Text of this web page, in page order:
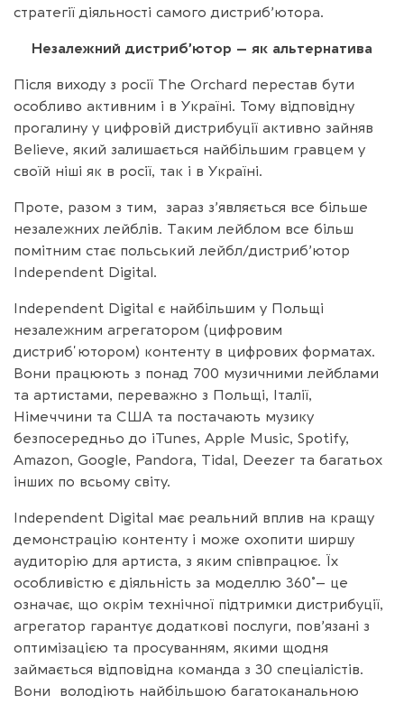
стратегії діяльності самого дистриб’ютора.
Незалежний дистриб’ютор – як альтернатива
Після виходу з росії The Orchard перестав бути
особливо активним і в Україні. Тому відповідну
прогалину у цифровій дистрибуції активно зайняв
Believe, який залишається найбільшим гравцем у
своїй ніші як в росії, так і в Україні.
Проте, разом з тим, зараз з’являється все більше
незалежних лейблів. Таким лейблом все більш
помітним стає польський лейбл/дистриб’ютор
Independent Digital.
Independent Digital є найбільшим у Польщі
незалежним агрегатором (цифровим
дистрибʼютором) контенту в цифрових форматах.
Вони працюють з понад 700 музичними лейблами
та артистами, переважно з Польщі, Італії,
Німеччини та США та постачають музику
безпосередньо до iTunes, Apple Music, Spotify,
Amazon, Google, Pandora, Tidal, Deezer та багатьох
інших по всьому світу.
Independent Digital має реальний вплив на кращу
демонстрацію контенту і може охопити ширшу
аудиторію для артиста, з яким співпрацює. Їх
особливістю є діяльність за моделлю 360˚ – це
означає, що окрім технічної підтримки дистрибуції,
агрегатор гарантує додаткові послуги, пов’язані з
оптимізацією та просуванням, якими щодня
займається відповідна команда з 30 спеціалістів.
Вони володіють найбільшою багатоканальною